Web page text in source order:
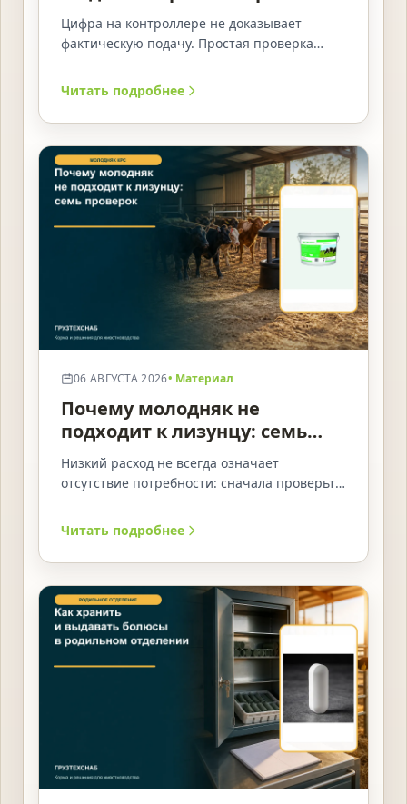
объёмом
Цифра на контроллере не доказывает
фактическую подачу. Простая проверка
реальную производительность.
Читать подробнее
06 АВГУСТА 2026• Материал
Почему молодняк не
подходит к лизунцу: семь
проверок
Низкий расход не всегда означает
отсутствие потребности: сначала проверьте
и учёт.
Читать подробнее